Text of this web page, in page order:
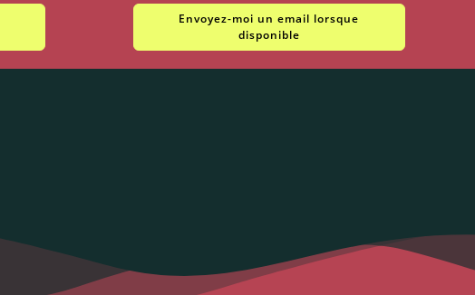
Envoyez-moi un email lorsque
disponible